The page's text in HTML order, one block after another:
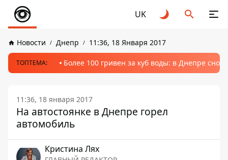
UK
Новости Днепр 11:36, 18 Января 2017
ТОПТЕМА: Более 100 гривен за куб воды: в Днепре
11:36, 18 января 2017
На автостоянке в Днепре горел
автомобиль
Кристина Лях